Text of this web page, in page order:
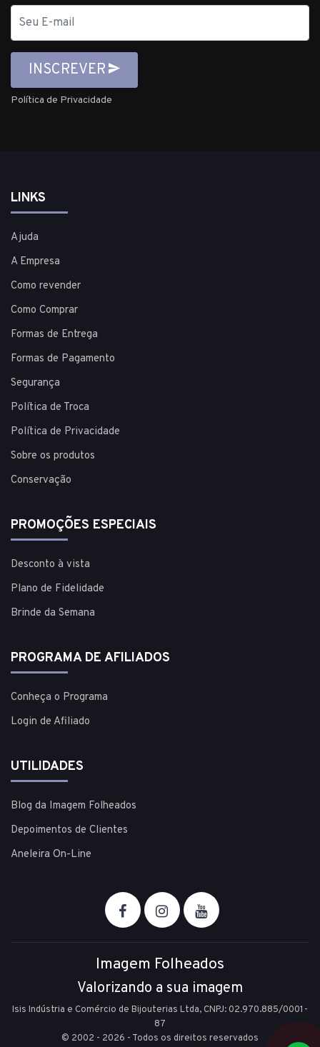
mail
INSCREVER
Política de Privacidade
LINKS
Ajuda
A Empresa
Como revender
Como Comprar
Formas de Entrega
Formas de Pagamento
Segurança
Política de Troca
Política de Privacidade
Sobre os produtos
Conservação
PROMOÇÕES ESPECIAIS
Desconto à vista
Plano de Fidelidade
Brinde da Semana
PROGRAMA DE AFILIADOS
Conheça o Programa
Login de Afiliado
UTILIDADES
Blog da Imagem Folheados
Depoimentos de Clientes
Aneleira On-Line
Imagem Folheados
Valorizando a sua imagem
Isis Indústria e Comércio de Bijouterias Ltda, CNPJ: 02.970.885/0001-
87
© 2002 - 2026 - Todos os direitos reservados